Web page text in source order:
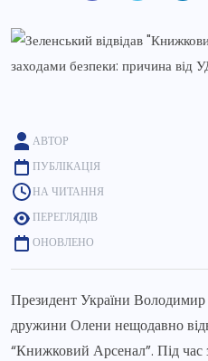
АВТОР
ПУБЛІКАЦІЯ
НА ЧИТАННЯ
ПЕРЕГЛЯДІВ
ОНОВЛЕНО
Президент України Володимир
дружини Олени нещодавно
“Книжковий Арсенал”. Під час